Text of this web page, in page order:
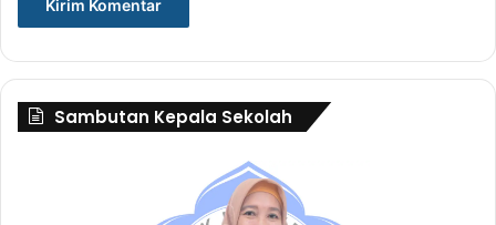
Sambutan Kepala Sekolah